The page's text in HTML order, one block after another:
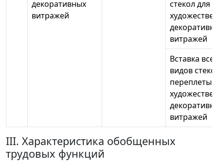
декоративных
витражей
стекол для
витражей
Вставка всех
видов
переплеты
витражей
III. Характеристика обобщенных
трудовых функций